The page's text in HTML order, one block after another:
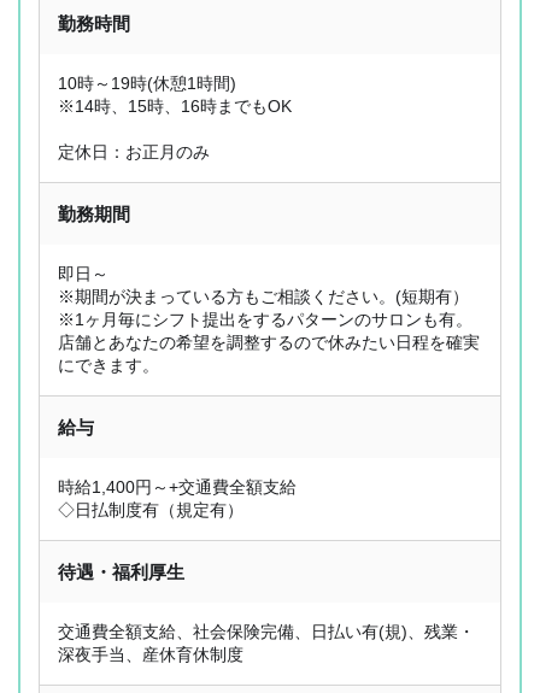
OL型美容師派遣とは
選ばれる理由
サービス内容
お仕事の流れ
登録フォーム
ジョブレポート
コラム
勤務時間
10時～19時(休憩1時間)
※14時、15時、16時までもOK
定休日：お正月のみ
勤務期間
即日～
※期間が決まっている方もご相談ください。(短期有）
※1ヶ月毎にシフト提出をするパターンのサロンも有。
店舗とあなたの希望を調整するので休みたい日程を確実
にできます。
給与
時給1,400円～+交通費全額支給
◇日払制度有（規定有）
待遇・福利厚生
交通費全額支給、社会保険完備、日払い有(規)、残業・
深夜手当、産休育休制度